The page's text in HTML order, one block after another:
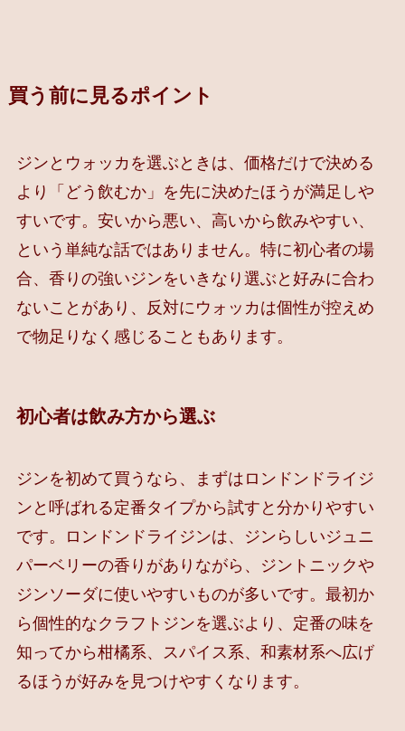
買う前に見るポイント
ジンとウォッカを選ぶときは、価格だけで決める
より「どう飲むか」を先に決めたほうが満足しや
すいです。安いから悪い、高いから飲みやすい、
という単純な話ではありません。特に初心者の場
合、香りの強いジンをいきなり選ぶと好みに合わ
ないことがあり、反対にウォッカは個性が控えめ
で物足りなく感じることもあります。
初心者は飲み方から選ぶ
ジンを初めて買うなら、まずはロンドンドライジ
ンと呼ばれる定番タイプから試すと分かりやすい
です。ロンドンドライジンは、ジンらしいジュニ
パーベリーの香りがありながら、ジントニックや
ジンソーダに使いやすいものが多いです。最初か
ら個性的なクラフトジンを選ぶより、定番の味を
知ってから柑橘系、スパイス系、和素材系へ広げ
るほうが好みを見つけやすくなります。